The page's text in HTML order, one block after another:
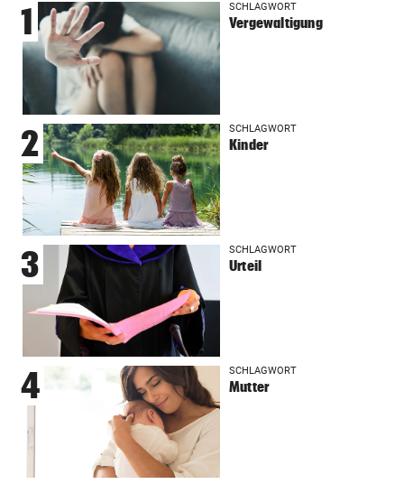
1 SCHLAGWORT
Vergewaltigung
2 SCHLAGWORT
Kinder
3 SCHLAGWORT
Urteil
4 SCHLAGWORT
Mutter